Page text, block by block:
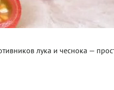
лука и чеснока —